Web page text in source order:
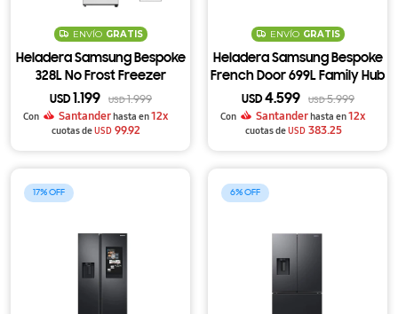
ENVÍO GRATIS
Heladera Samsung Bespoke
328L No Frost Freezer
Inferior SpaceMax
RB33A307012 - White
USD 1.199 USD1.999
Con
Santanderhasta en12x
cuotas deUSD 99.92
ENVÍO GRATIS
Heladera Samsung Bespoke
French Door 699L Family Hub
32" con FlexZone y
Dispensador RF29DB9950QD
USD 4.599 USD5.999
Con
Santanderhasta en12x
cuotas deUSD 383.25
17 6